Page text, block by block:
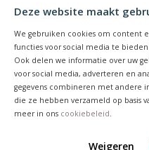
Deze website maakt
We gebruiken cookies om content
functies voor social media te
Ook delen we informatie over uw
voor social media, adverteren en
gegevens combineren met andere
die ze hebben verzameld op basis
meer in ons cookiebeleid.
Weigeren
Je beoordeelt:VDL
Uw waardering: